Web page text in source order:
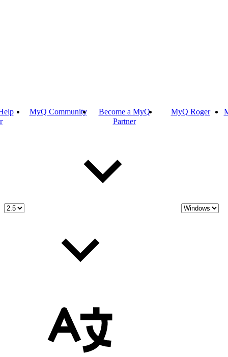
MyQ Community
Become a MyQ
Partner
MyQ Roger